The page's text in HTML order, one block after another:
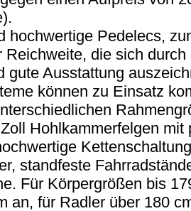
hochwertige Pedelecs,
Reichweite, die sich
gute Ausstattung
können zu Einsatz
Hohlkammerfelgen mit
standfeste
Für Körpergrößen bis
an, für Radler über 180